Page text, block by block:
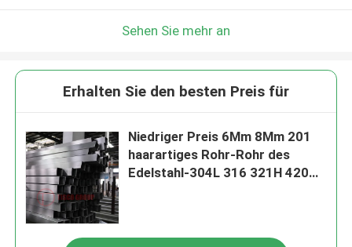
Sehen Sie mehr an
Erhalten Sie den besten Preis für
Niedriger Preis 6Mm 8Mm 201
haarartiges Rohr-Rohr des
Edelstahl-304L 316 321H 420